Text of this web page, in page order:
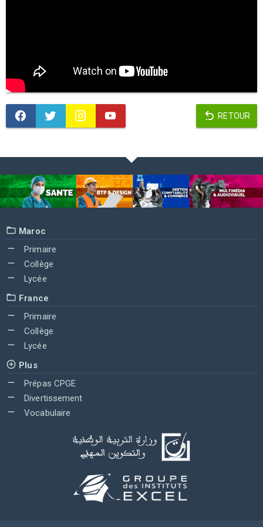
RETOUR
Maroc
Primaire
Collège
Lycée
France
Primaire
Collège
Lycée
Plus
Prépas CPGE
Divertissement
Vocabulaire